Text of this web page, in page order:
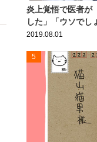
炎上覚悟で医者
した」「ウソでし
2019.08.01
5